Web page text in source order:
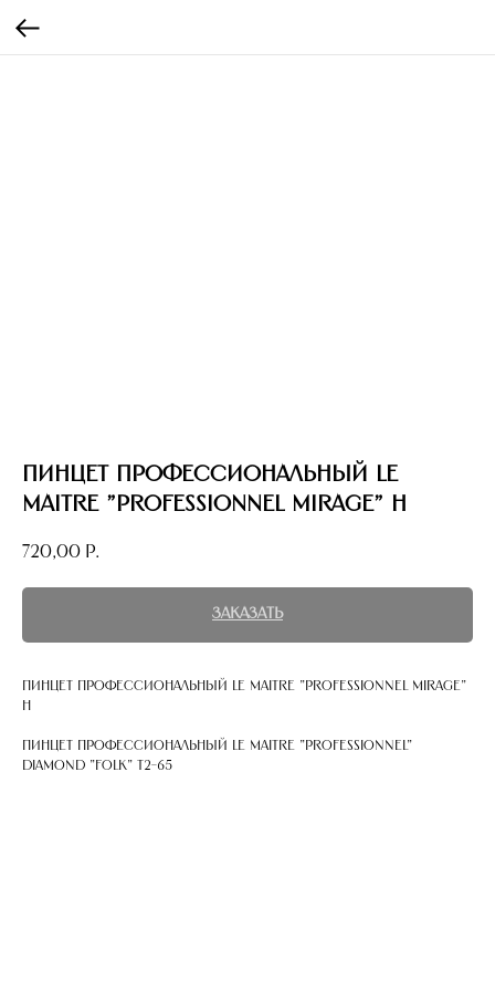
Пинцет профессиональный Le
Maitre "Professionnel Mirage" H
720,00 р.
Заказать
Пинцет профессиональный Le Maitre "Professionnel Mirage"
H
Пинцет профессиональный Le Maitre "Professionnel"
Diamond "Folk" T2-65